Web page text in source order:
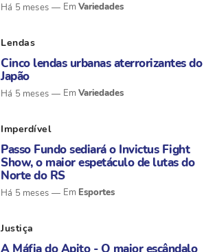
Há 5 meses Variedades
Lendas
Cinco lendas urbanas aterrorizantes do
Japão
Há 5 meses Variedades
Imperdível
Passo Fundo sediará o Invictus Fight
Show, o maior espetáculo de lutas do
Norte do RS
Há 5 meses Esportes
Justiça
A Máfia do Apito - O maior escândalo